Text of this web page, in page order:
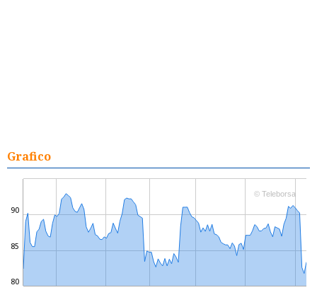
Grafico
80
85
90
© Teleborsa